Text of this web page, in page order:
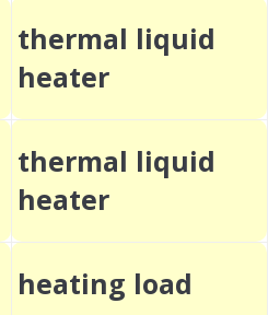
thermal liquid
heater
thermal liquid
heater
heating load